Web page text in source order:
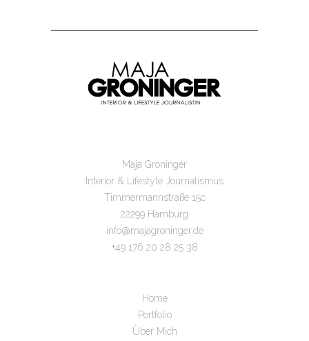
Maja Groninger
Interior & Lifestyle Journalismus
Timmermannstraße 15c
22299 Hamburg
info@majagroninger.de
+49 176 20 28 25 38
Home
Portfolio
Über Mich